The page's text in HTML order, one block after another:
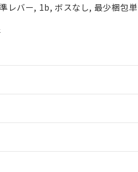
レバー, 1b, ボスなし, 最少梱包